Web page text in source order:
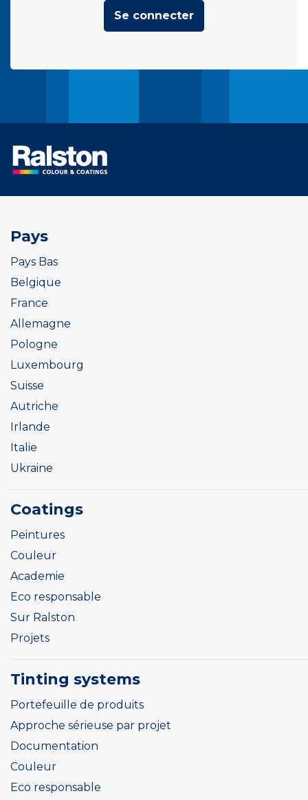
Se connecter
Pays
Pays Bas
Belgique
France
Allemagne
Pologne
Luxembourg
Suisse
Autriche
Irlande
Italie
Ukraine
Coatings
Peintures
Couleur
Academie
Eco responsable
Sur Ralston
Projets
Tinting systems
Portefeuille de produits
Approche sérieuse par projet
Documentation
Couleur
Eco responsable